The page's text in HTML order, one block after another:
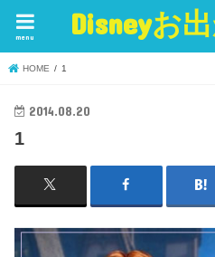
Disneyお
menu
HOME 1
2014.08.20
1